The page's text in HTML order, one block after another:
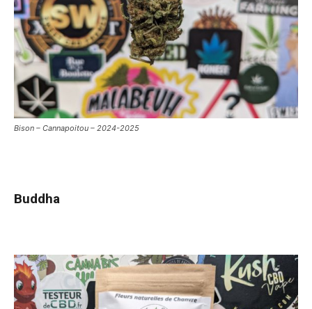
Bison – Cannapoitou – 2024-2025
Buddha